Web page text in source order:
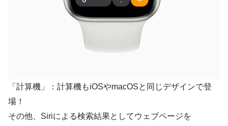
「計算機」：計算機もiOSやmacOSと同じデザインで登
場！
その他、Siriによる検索結果としてウェブページを